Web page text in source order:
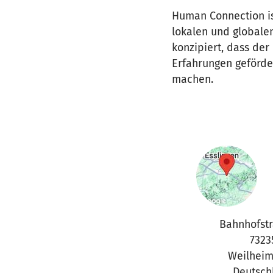
Human Connection
lokalen und
konzipiert, dass
Erfahrungen
machen.